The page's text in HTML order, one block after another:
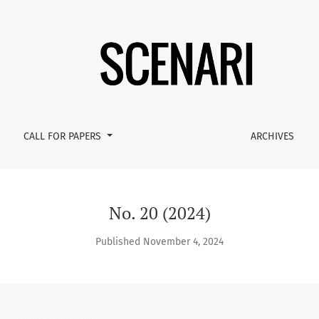
CALL FOR PAPERS ARCHIVES
No. 20 (2024)
Published November 4, 2024